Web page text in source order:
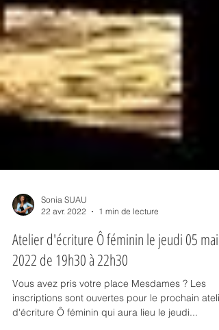
22 avr. 2022
1 min de lecture
Atelier d'écriture Ô féminin le jeudi 05 mai
2022 de 19h30 à 22h30
Vous avez pris votre place Mesdames ? Les